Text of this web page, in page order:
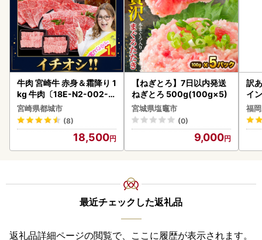
牛肉 宮崎牛 赤身＆霜降り 1
kg 牛肉〔18E-N2-002-1
kg-S4A6-CF〕
宮崎県都城市
(8)
18,500
【ねぎとろ】7日以内発送
ねぎとろ 500g(100g×5)
宮城県塩竈市
(0)
9,000
訳
イ
福
最近チェックした返礼品
返礼品詳細ページの閲覧で、ここに履歴が表示されます。